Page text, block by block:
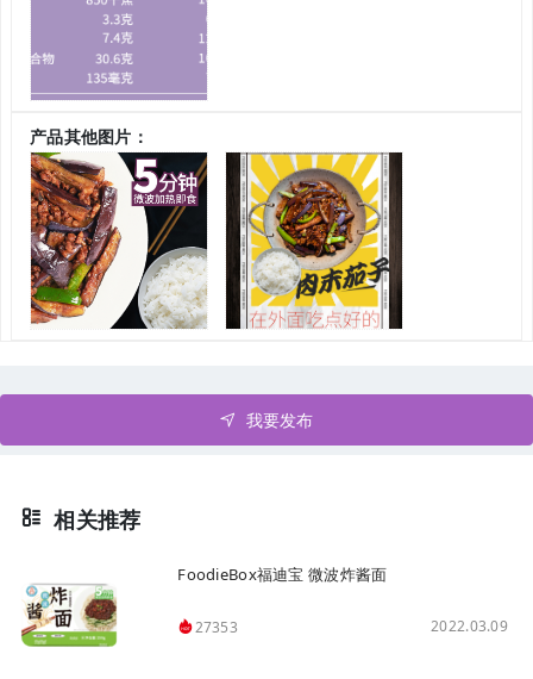
产品其他图片：
我要发布
相关推荐
FoodieBox福迪宝 微波炸酱面
27353 2022.03.09